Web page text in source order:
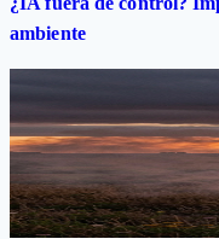
ambiente